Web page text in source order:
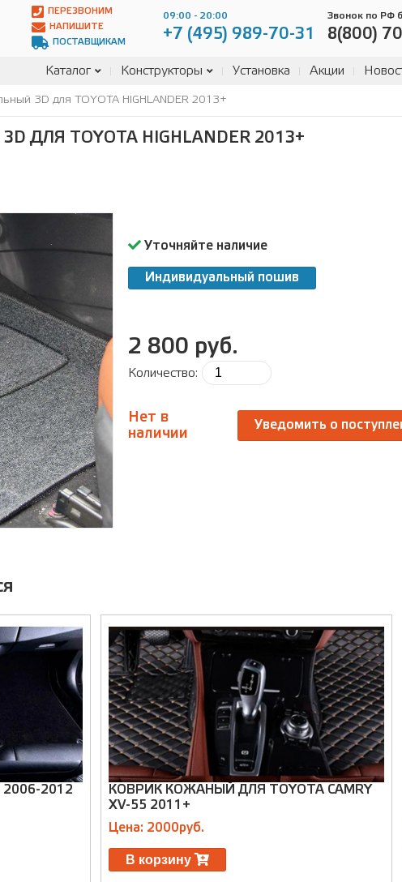
ПЕРЕЗВОНИМ
НАПИШИТЕ
ПОСТАВЩИКАМ
09:00 - 20:00
+7 (495) 989-70-31
Звонок по РФ
8(800)
Каталог Конструкторы Установка Акции
3D для TOYOTA HIGHLANDER 2013+
ДЛЯ TOYOTA HIGHLANDER 2013+
Уточняйте наличие
Индивидуальный пошив
2 800 руб.
Количество:
Нет в
наличии
Уведомить о
2006-2012
КОВРИК КОЖАНЫЙ ДЛЯ TOYOTA CAMRY
XV-55 2011+
Цена: 2000руб.
В корзину